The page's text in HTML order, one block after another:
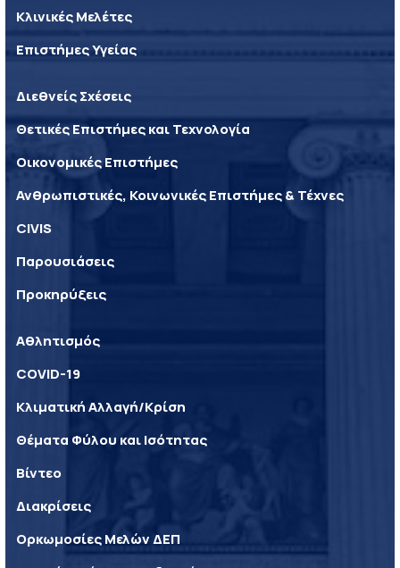
Κλινικές Μελέτες
Επιστήμες Υγείας
Διεθνείς Σχέσεις
Θετικές Επιστήμες και Τεχνολογία
Οικονομικές Επιστήμες
Ανθρωπιστικές, Κοινωνικές Επιστήμες & Τέχνες
CIVIS
Παρουσιάσεις
Προκηρύξεις
Αθλητισμός
COVID-19
Κλιματική Αλλαγή/Κρίση
Θέματα Φύλου και Ισότητας
Βίντεο
Διακρίσεις
Ορκωμοσίες Μελών ΔΕΠ